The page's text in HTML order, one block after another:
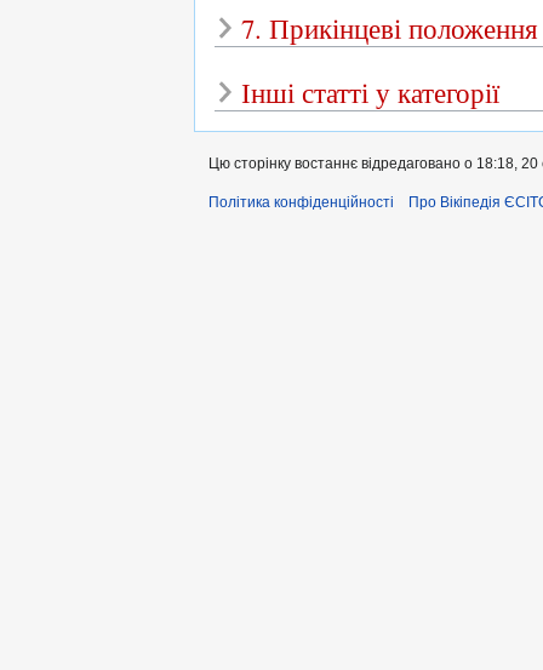
7. Прикінцеві положення
Інші статті у категорії
Цю сторінку востаннє відредаговано о 18:18, 20
Політика конфіденційності Про Вікіпедія